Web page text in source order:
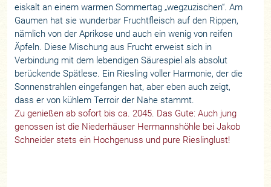
eiskalt an einem warmen Sommertag „wegzuzischen“. Am
Gaumen hat sie wunderbar Fruchtfleisch auf den Rippen,
nämlich von der Aprikose und auch ein wenig von reifen
Äpfeln. Diese Mischung aus Frucht erweist sich in
Verbindung mit dem lebendigen Säurespiel als absolut
berückende Spätlese. Ein Riesling voller Harmonie, der die
Sonnenstrahlen eingefangen hat, aber eben auch zeigt,
dass er von kühlem Terroir der Nahe stammt.
Zu genießen ab sofort bis ca. 2045. Das Gute: Auch jung
genossen ist die Niederhäuser Hermannshöhle bei Jakob
Schneider stets ein Hochgenuss und pure Rieslinglust!